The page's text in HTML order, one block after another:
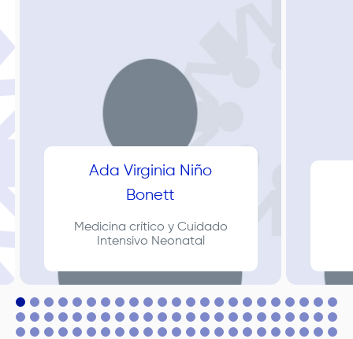
Ada Virginia Niño
Bonett
Medicina crítico y Cuidado
Intensivo Neonatal